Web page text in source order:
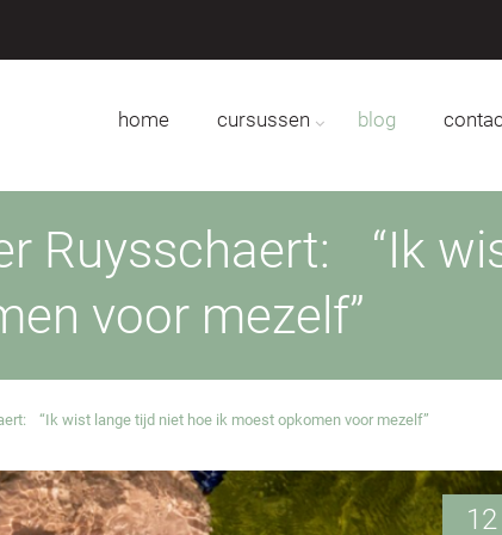
home cursussen blog
Ruysschaert: “Ik
voor mezelf”
“Ik wist lange tijd niet hoe ik moest opkomen voor mezelf”
12